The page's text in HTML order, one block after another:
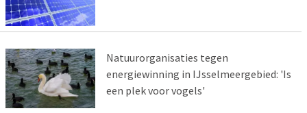
Natuurorganisaties tegen
energiewinning in IJsselmeergebied: 'Is
een plek voor vogels'